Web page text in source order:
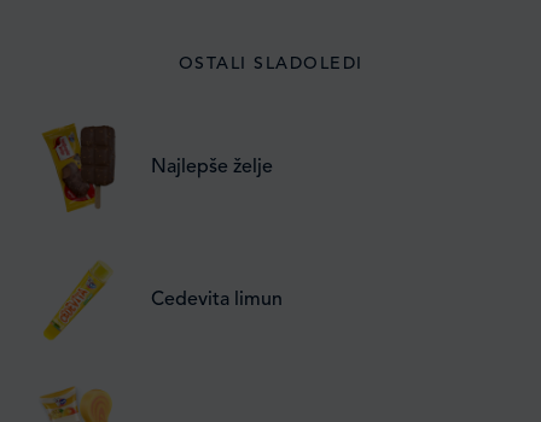
OSTALI SLADOLEDI
Najlepše želje
Cedevita limun